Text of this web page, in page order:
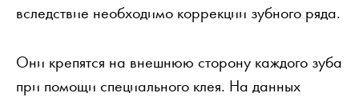
вследствие необходимо коррекции зубного ряда.
Они крепятся на внешнюю сторону каждого зуба
при помощи специального клея. На данных